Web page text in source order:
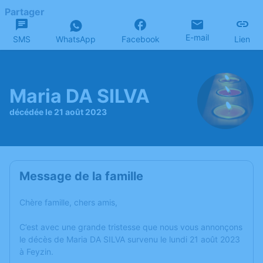
Partager
SMS WhatsApp Facebook E-mail Lien
Maria DA SILVA
décédée le 21 août 2023
Message de la famille
Chère famille, chers amis,
C’est avec une grande tristesse que nous vous annonçons
le décès de Maria DA SILVA survenu le lundi 21 août 2023
à Feyzin.